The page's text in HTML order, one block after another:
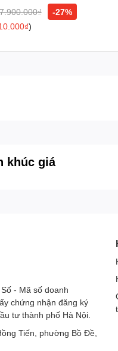
trong rạp chiếu phim,
-27%
)
khúc giá
- Mã số doanh
chứng nhận đăng ký
tư thành phố Hà Nội.
Tiến, phường Bồ Đề,